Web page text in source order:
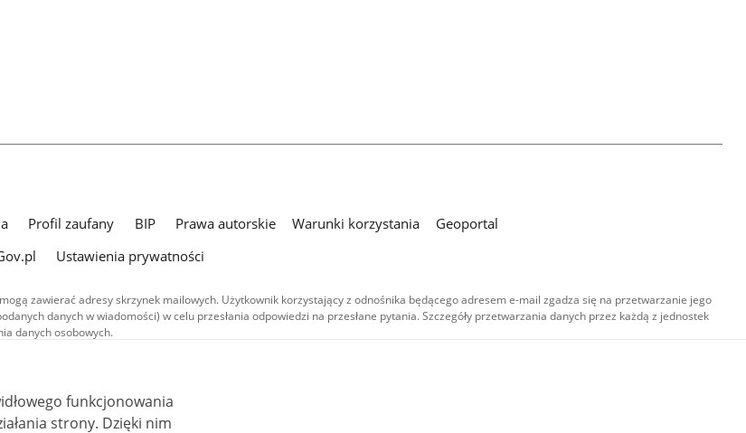
Profil zaufany BIP Prawa autorskie Warunki korzystania
Geoportal
Ustawienia prywatności
zawierać adresy skrzynek mailowych. Użytkownik korzystający z odnośnika będącego adresem e-mail zgadza się na przetwarzanie jego
danych w wiadomości) w celu przesłania odpowiedzi na przesłane pytania. Szczegóły przetwarzania danych przez każdą z jednostek
danych osobowych.
w serwisie (z wyłączeniem treści audiowizualnych), są
Creative Commons: uznanie autorstwa - na tych samych
Materiały audiowizualne, w tym zdjęcia, materiały audio i wideo,
Creative Commons: uznanie autorstwa użycie niekomercyjne -
BY-NC-ND 4.0), o ile nie jest to stwierdzone inaczej.
funkcjonowania
Dzięki nim